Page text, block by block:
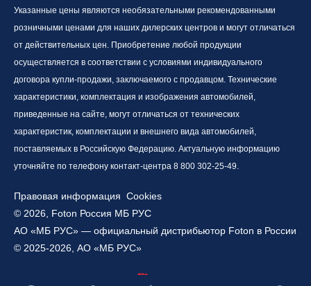
Указанные цены являются необязательными рекомендованными
розничными ценами для наших дилерских центров и могут отличаться
от действительных цен. Приобретение любой продукции
осуществляется в соответствии с условиями индивидуального
договора купли-продажи, заключаемого с продавцом. Технические
характеристики, комплектация и изображения автомобилей,
приведенные на сайте, могут отличаться от технических
характеристик, комплектации и внешнего вида автомобилей,
поставляемых в Российскую Федерацию. Актуальную информацию
уточняйте по телефону контакт-центра 8 800 302-25-49.
© 2026, Foton Россия МБ РУС
АО «МБ РУС» — официальный дистрибьютор Foton в России
© 2025-2026, АО «МБ РУС»
Правовая информация Cookies